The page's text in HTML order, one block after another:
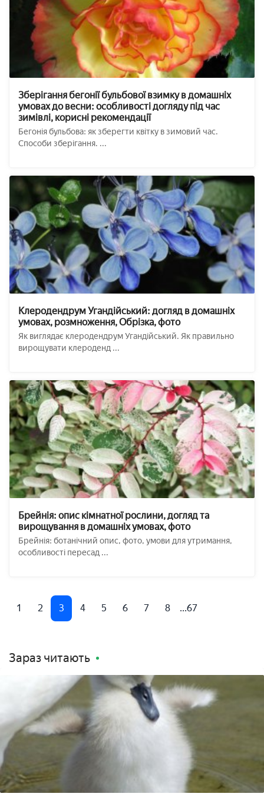
Зберігання бегонії бульбової взимку в домашніх
умовах до весни: особливості догляду під час
зимівлі, корисні рекомендації
Бегонія бульбова: як зберегти квітку в зимовий час.
Способи зберігання. ...
Клеродендрум Угандійський: догляд в домашніх
умовах, розмноження, Обрізка, фото
Як виглядає клеродендрум Угандійський. Як правильно
вирощувати клероденд ...
Брейнія: опис кімнатної рослини, догляд та
вирощування в домашніх умовах, фото
Брейнія: ботанічний опис, фото, умови для утримання,
особливості пересад ...
1 2 3 4 5 6 7 8 ...67
Зараз читають